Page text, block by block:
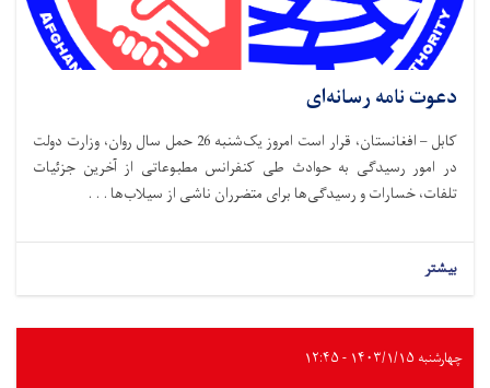
دعوت نامه رسانه‌ای
کابل – افغانستان، قرار است امروز یک‌شنبه 26 حمل سال روان، وزارت دولت
در امور رسیدگی به حوادث طی کنفرانس مطبوعاتی از آخرین جزئیات
تلفات، خسارات و رسیدگی‌ها برای متضرران ناشی از سیلاب‌ها . . .
بیشتر
چهارشنبه ۱۴۰۳/۱/۱۵ - ۱۲:۴۵